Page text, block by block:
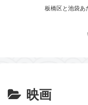
板橋区と池袋あ
映画